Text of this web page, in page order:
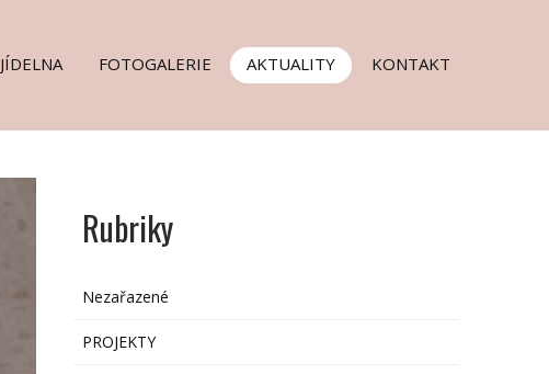
JÍDELNA FOTOGALERIE AKTUALITY KONTAKT
Rubriky
Nezařazené
PROJEKTY